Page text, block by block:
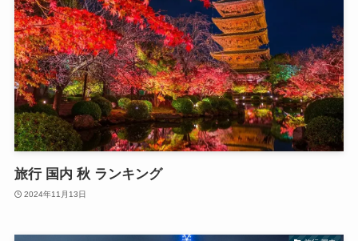
旅行 国内 秋 ランキング
2024年11月13日